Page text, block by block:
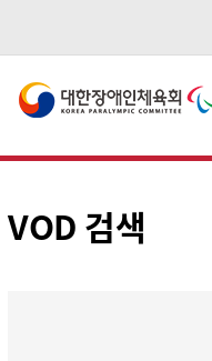
VOD 검색